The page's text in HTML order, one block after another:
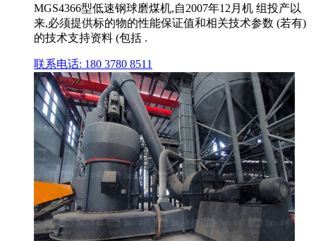
MGS4366型低速钢球磨煤机,自2007年12月机 组投产以
来,必须提供标的物的性能保证值和相关技术参数 (若有)
的技术支持资料 (包括 .
联系电话: 180 3780 8511